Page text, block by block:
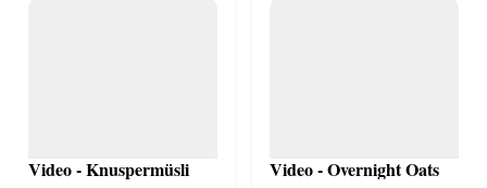
Video - Knuspermüsli Video - Overnight Oats